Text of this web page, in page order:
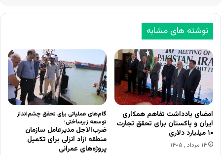
نوشته های مشابه
امضای یادداشت تفاهم همکاری
ایران و پاکستان برای تحقق تجارت
۱۰ میلیارد دلاری
۱۴ مرداد , ۱۴۰۵
گام‌های عملیاتی برای تحقق چشم‌انداز
توسعه زیرساختی؛
ضرب‌الاجل مدیرعامل سازمان
منطقه آزاد انزلی برای تکمیل
پروژه‌های عمرانی